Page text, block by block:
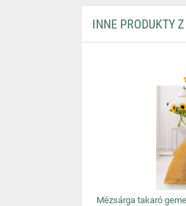
INNE PRODUKTY
Mézsárga takaró